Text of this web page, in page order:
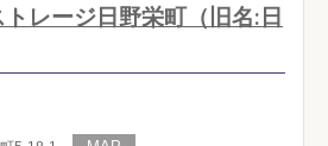
レージ日野栄町（旧名:日